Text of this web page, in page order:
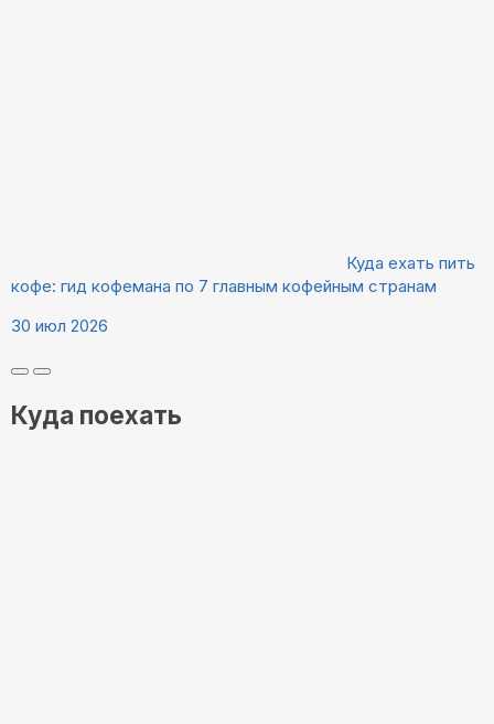
Куда ехать пить
кофе: гид кофемана по 7 главным кофейным странам
30 июл 2026
Куда поехать